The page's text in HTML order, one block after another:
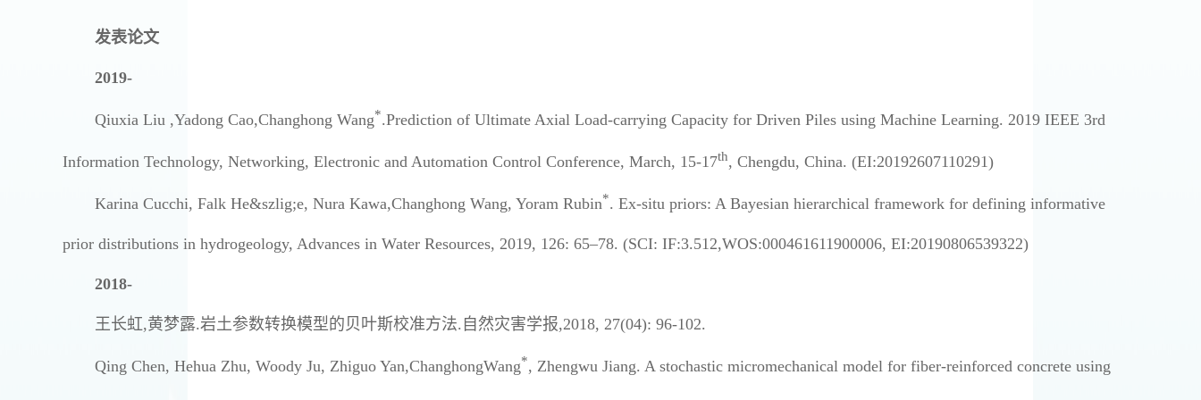
发表论文
2019-
Qiuxia Liu ,Yadong Cao,Changhong Wang*.Prediction of Ultimate Axial Load-carrying Capacity for Driven Piles using Machine Learning. 2019 IEEE 3rd
Information Technology, Networking, Electronic and Automation Control Conference, March, 15-17th, Chengdu, China. (EI:20192607110291)
Karina Cucchi, Falk He&szlig;e, Nura Kawa,Changhong Wang, Yoram Rubin*. Ex-situ priors: A Bayesian hierarchical framework for defining informative
prior distributions in hydrogeology, Advances in Water Resources, 2019, 126: 65–78. (SCI: IF:3.512,WOS:000461611900006, EI:20190806539322)
2018-
王长虹,黄梦露.岩土参数转换模型的贝叶斯校准方法.自然灾害学报,2018, 27(04): 96-102.
Qing Chen, Hehua Zhu, Woody Ju, Zhiguo Yan,ChanghongWang*, Zhengwu Jiang. A stochastic micromechanical model for fiber-reinforced concrete using